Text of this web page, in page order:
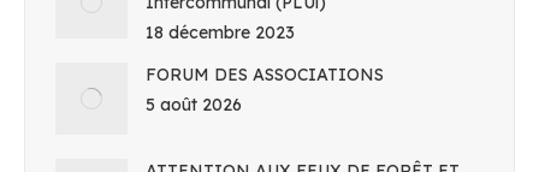
18 décembre 2023
FORUM DES ASSOCIATIONS
5 août 2026